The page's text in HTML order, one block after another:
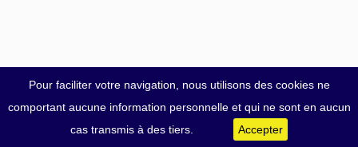
Pour faciliter votre navigation, nous utilisons des cookies ne
comportant aucune information personnelle et qui ne sont en aucun
cas transmis à des tiers.
Accepter